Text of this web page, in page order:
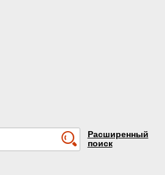
Расширенный
поиск